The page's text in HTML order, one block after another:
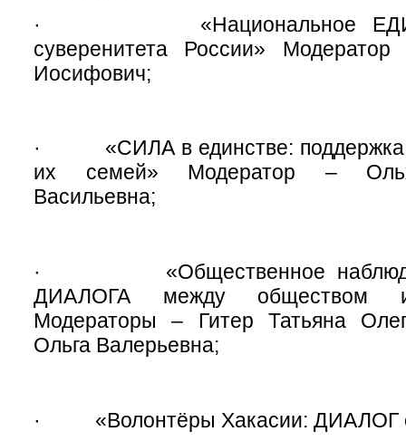
· «Национальное
суверенитета России»
Иосифович;
· «СИЛА в единстве: поддержка
их семей» Модератор –
Васильевна;
· «Общественное
ДИАЛОГА между обществом и
Модераторы – Гитер Татьяна
Ольга Валерьевна;
· «Волонтёры Хакасии: ДИАЛОГ